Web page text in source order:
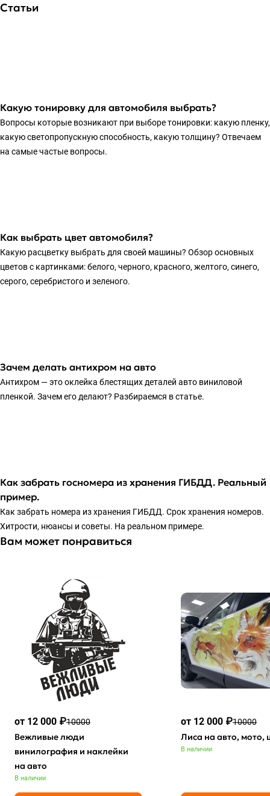
Статьи
Какую тонировку для автомобиля выбрать?
Вопросы которые возникают при выборе тонировки: какую пленку,
какую светопропускную способность, какую толщину? Отвечаем
на самые частые вопросы.
Как выбрать цвет автомобиля?
Какую расцветку выбрать для своей машины? Обзор основных
цветов с картинками: белого, черного, красного, желтого, синего,
серого, серебристого и зеленого.
Зачем делать антихром на авто
Антихром — это оклейка блестящих деталей авто виниловой
пленкой. Зачем его делают? Разбираемся в статье.
Как забрать госномера из хранения ГИБДД. Реальный
пример.
Как забрать номера из хранения ГИБДД. Срок хранения номеров.
Хитрости, нюансы и советы. На реальном примере.
Вам может понравиться
от 12 000 ₽10000
Вежливые люди
винилография и наклейки
на авто
В наличии
от 12 000 ₽10000
Лиса на авто, мото,
В наличии